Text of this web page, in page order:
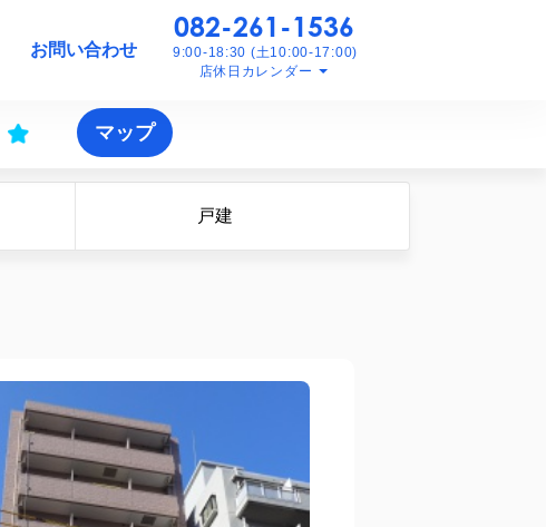
お問い合わせ
082-261-1536
9:00-18:30 (土10:00-17:00)
店休日カレンダー
マップ
戸建